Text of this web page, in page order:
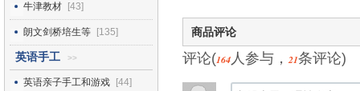
牛津教材 [43]
朗文剑桥培生等 [135]
英语手工 >>
英语亲子手工和游戏 [44]
商品评论
评论(164人参与，21条评论)